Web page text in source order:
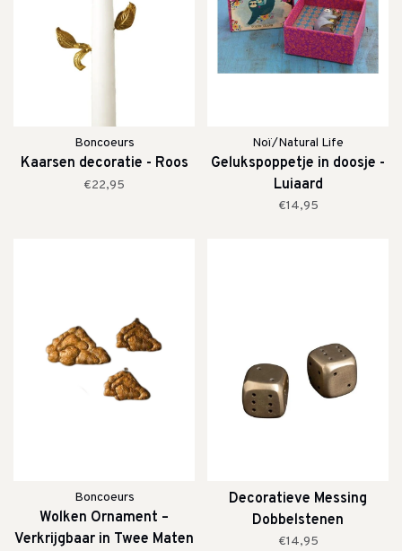
Boncoeurs
Kaarsen decoratie - Roos
€22,95
Noï/Natural Life
Gelukspoppetje in doosje -
Luiaard
€14,95
Boncoeurs
Wolken Ornament –
Verkrijgbaar in Twee Maten
Decoratieve Messing
Dobbelstenen
€14,95